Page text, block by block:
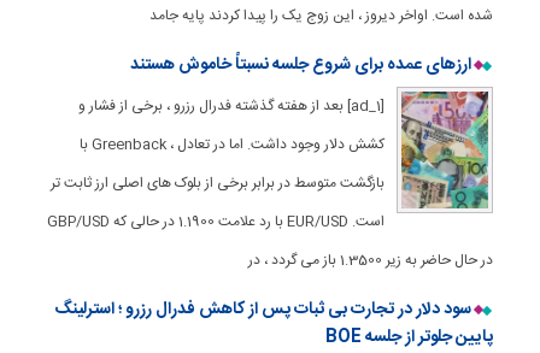
شده است. اواخر دیروز ، این زوج یک را پیدا کردند پایه جامد
ارزهای عمده برای شروع جلسه نسبتاً خاموش هستند
[ad_1] بعد از هفته گذشته فدرال رزرو ، برخی از فشار و
کشش دلار وجود داشت. اما در تعادل ، Greenback با
بازگشت متوسط ​​در برابر برخی از بلوک های اصلی ارز ثابت تر
است. EUR/USD با رد علامت 1.1900 در حالی که GBP/USD
در حال حاضر به زیر 1.3500 باز می گردد ، در
سود دلار در تجارت بی ثبات پس از کاهش فدرال رزرو ؛ استرلینگ
پایین جلوتر از جلسه BOE